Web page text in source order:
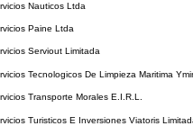
Nauticos Ltda
Paine Ltda
Serviout Limitada
Tecnologicos De Limpieza Maritima
Transporte Morales E.I.R.L.
Turisticos E Inversiones Viatoris